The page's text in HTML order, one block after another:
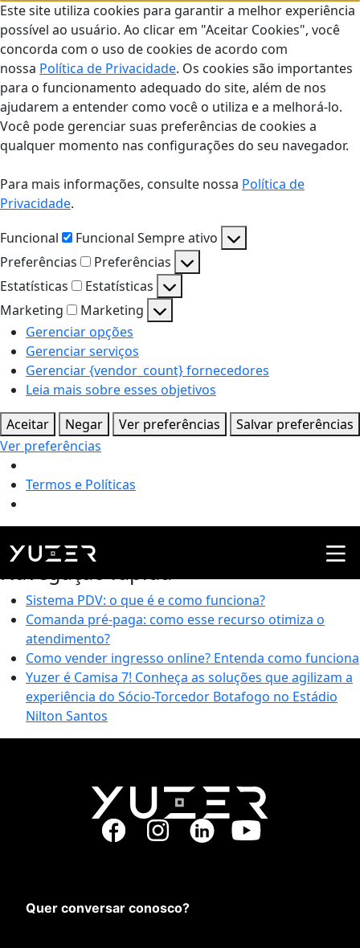
Este site utiliza cookies para garantir a melhor experiência
possível ao usuário. Ao clicar em "Aceitar Cookies", você
concorda com o uso de cookies de acordo com
nossa Política de Privacidade. Os cookies são importantes
para o funcionamento adequado do site, além de nos
ajudarem a entender como você o utiliza e a melhorá-lo.
Você pode gerenciar suas preferências de cookies a
qualquer momento nas configurações do seu navegador.
Para mais informações, consulte nossa Política de
Privacidade.
Funcional
Funcional Sempre ativo
Preferências
Preferências
Estatísticas
Estatísticas
Marketing
Marketing
Gerenciar opções
Gerenciar serviços
Gerenciar {vendor_count} fornecedores
Leia mais sobre esses objetivos
Aceitar
Negar Ver preferências
Salvar preferências
Ver preferências
Termos e Políticas
Tag:Paul McCartney
Sistema PDV: o que é e como funciona?
Comanda pré-paga: como esse recurso otimiza o
atendimento?
Como vender ingresso online? Entenda como funciona
Yuzer é Camisa 7! Conheça as soluções que agilizam a
experiência do Sócio-Torcedor Botafogo no Estádio
Nilton Santos
Quer conversar conosco?